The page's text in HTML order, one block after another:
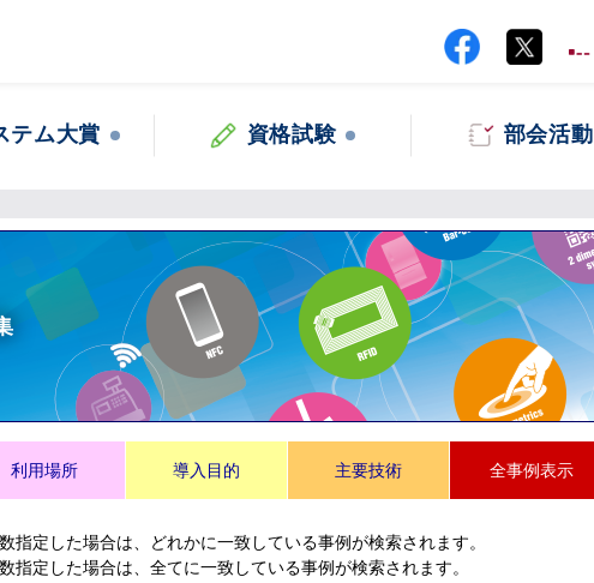
テム大賞 資格試験 部会活動
利用場所 導入目的 主要技術 全事例表示
指定した場合は、どれかに一致している事例が検索されます。
指定した場合は、全てに一致している事例が検索されます。